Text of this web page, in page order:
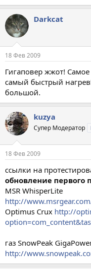
Darkcat
18 Фев 2009
Гигаповер жжот!
самый быстрый
большой.
kuzya
Супер Модератор
18 Фев 2009
ссылки на
обновление первого
MSR WhisperLite
http://
Optimus Crux http://
газ SnowPeak
http://